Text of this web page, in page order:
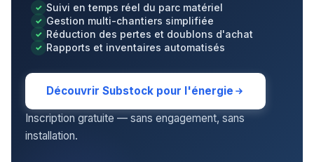
Suivi en temps réel du parc matériel
Gestion multi-chantiers simplifiée
Réduction des pertes et doublons d'achat
Rapports et inventaires automatisés
Découvrir Substock pour l'énergie
Inscription gratuite — sans engagement, sans
installation.